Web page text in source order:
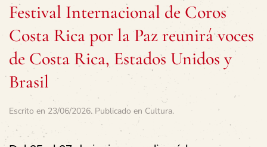
Festival Internacional de Coros
Costa Rica por la Paz reunirá voces
de Costa Rica, Estados Unidos y
Brasil
Escrito en 23/06/2026. Publicado en Cultura.